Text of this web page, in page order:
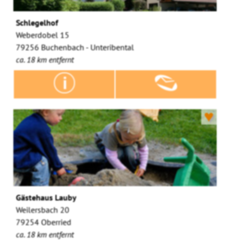
Schlegelhof
Weberdobel 15
79256 Buchenbach - Unteribental
ca. 18 km entfernt
♥
Gästehaus Lauby
Weilersbach 20
79254 Oberried
ca. 18 km entfernt